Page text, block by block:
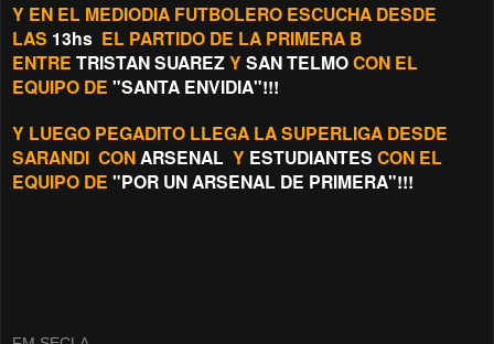
Y EN EL MEDIODIA FUTBOLERO ESCUCHA DESDE
LAS 13hs EL PARTIDO DE LA PRIMERA B
ENTRE TRISTAN SUAREZY SAN TELMOCON EL
EQUIPO DE "SANTA ENVIDIA"!!!
Y LUEGO PEGADITO LLEGA LA SUPERLIGA DESDE
SARANDI CONARSENAL Y ESTUDIANTES CON EL
EQUIPO DE "POR UN ARSENAL DE PRIMERA"!!!